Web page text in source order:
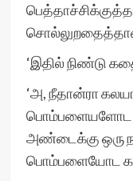
‘இதில் நிண்டு
‘அ, நீதான்ரா
பொம்பளையளோட
அண்டைக்கு ஒரு
பொம்பளையோட